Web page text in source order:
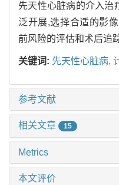
先天性心脏病的介入治
泛开展,选择合适的影
前风险的评估和术后追
关键词: 先天性心脏病,
参考文献
相关文章 15
Metrics
本文评价